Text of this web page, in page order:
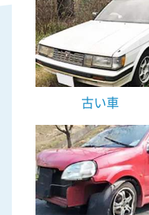
古い車